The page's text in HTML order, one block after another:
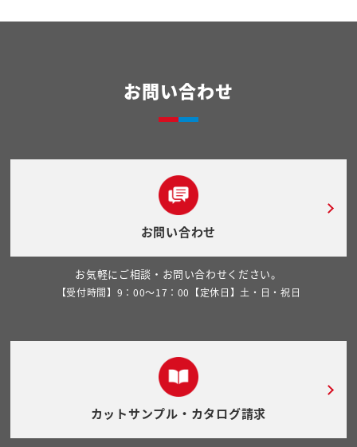
お問い合わせ
お問い合わせ
お気軽にご相談・お問い合わせください。
【受付時間】9：00～17：00【定休日】土・日・祝日
カットサンプル・カタログ請求